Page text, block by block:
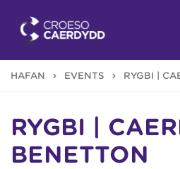
HAFAN EVENTS RYGBI |
RYGBI |
BENETTON